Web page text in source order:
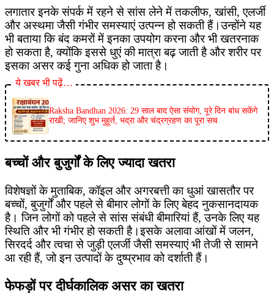
लगातार इनके संपर्क में रहने से सांस लेने में तकलीफ, खांसी, एलर्जी
और अस्थमा जैसी गंभीर समस्याएं उत्पन्न हो सकती हैं।उन्होंने यह
भी बताया कि बंद कमरों में इनका उपयोग करना और भी खतरनाक
हो सकता है, क्योंकि इससे धुएं की मात्रा बढ़ जाती है और शरीर पर
इसका असर कई गुना अधिक हो जाता है।
ये खबर भी पढ़ें…
Raksha Bandhan 2026: 29 साल बाद ऐसा संयोग, पूरे दिन बांध सकेंगे
राखी; जानिए शुभ मुहूर्त, भद्रा और चंद्रग्रहण का पूरा सच
बच्चों और बुजुर्गों के लिए ज्यादा खतरा
विशेषज्ञों के मुताबिक, कॉइल और अगरबत्ती का धुआं खासतौर पर
बच्चों, बुजुर्गों और पहले से बीमार लोगों के लिए बेहद नुकसानदायक
है। जिन लोगों को पहले से सांस संबंधी बीमारियां हैं, उनके लिए यह
स्थिति और भी गंभीर हो सकती है।इसके अलावा आंखों में जलन,
सिरदर्द और त्वचा से जुड़ी एलर्जी जैसी समस्याएं भी तेजी से सामने
आ रही हैं, जो इन उत्पादों के दुष्प्रभाव को दर्शाती हैं।
फेफड़ों पर दीर्घकालिक असर का खतरा